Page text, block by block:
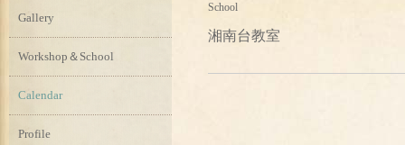
School
湘南台教室
Gallery
Workshop＆School
Calendar
Profile